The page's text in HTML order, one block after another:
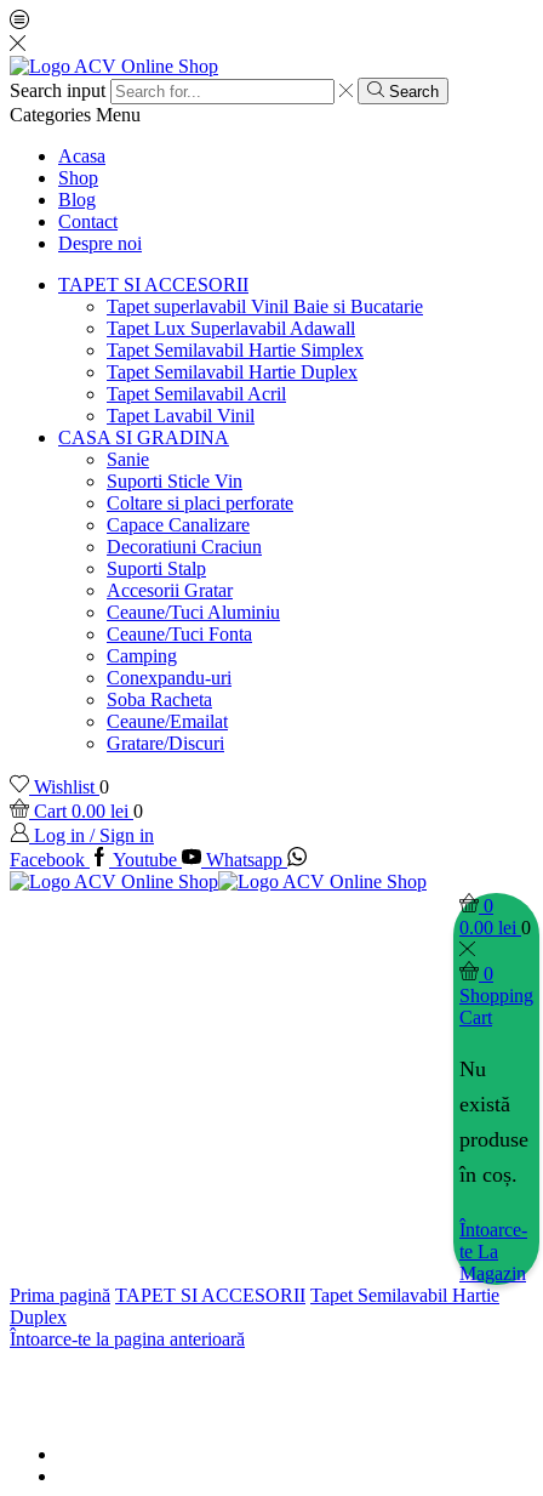
Search input Search
Categories Menu
Acasa
Shop
Blog
Contact
Despre noi
TAPET SI ACCESORII
Tapet superlavabil Vinil Baie si Bucatarie
Tapet Lux Superlavabil Adawall
Tapet Semilavabil Hartie Simplex
Tapet Semilavabil Hartie Duplex
Tapet Semilavabil Acril
Tapet Lavabil Vinil
CASA SI GRADINA
Sanie
Suporti Sticle Vin
Coltare si placi perforate
Capace Canalizare
Decoratiuni Craciun
Suporti Stalp
Accesorii Gratar
Ceaune/Tuci Aluminiu
Ceaune/Tuci Fonta
Camping
Conexpandu-uri
Soba Racheta
Ceaune/Emailat
Gratare/Discuri
Wishlist 0
Cart 0.00 lei 0
Log in / Sign in
Facebook
Youtube Whatsapp
0
0.00 lei 0
0
Shopping
Cart
Nu
există
produse
în coș.
Întoarce-
te La
Magazin
Prima pagină TAPET SI ACCESORII Tapet Semilavabil Hartie
Duplex
Întoarce-te la pagina anterioară